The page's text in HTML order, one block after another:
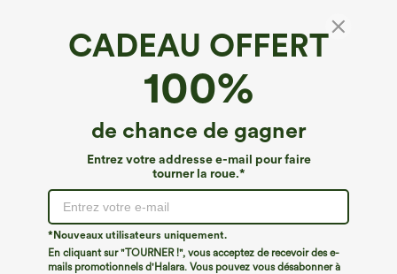
CADEAU OFFERT
100%
de chance de gagner
Entrez votre addresse e-mail pour faire
tourner la roue.*
*Nouveaux utilisateurs uniquement.
En cliquant sur "TOURNER !", vous acceptez de recevoir des e-
mails promotionnels d'Halara. Vous pouvez vous désabonner à
Débardeur de danse à encolure en U avec
effet croisé, bonnets D–F
€20,95 EUR Buy 2, Get 1 Free